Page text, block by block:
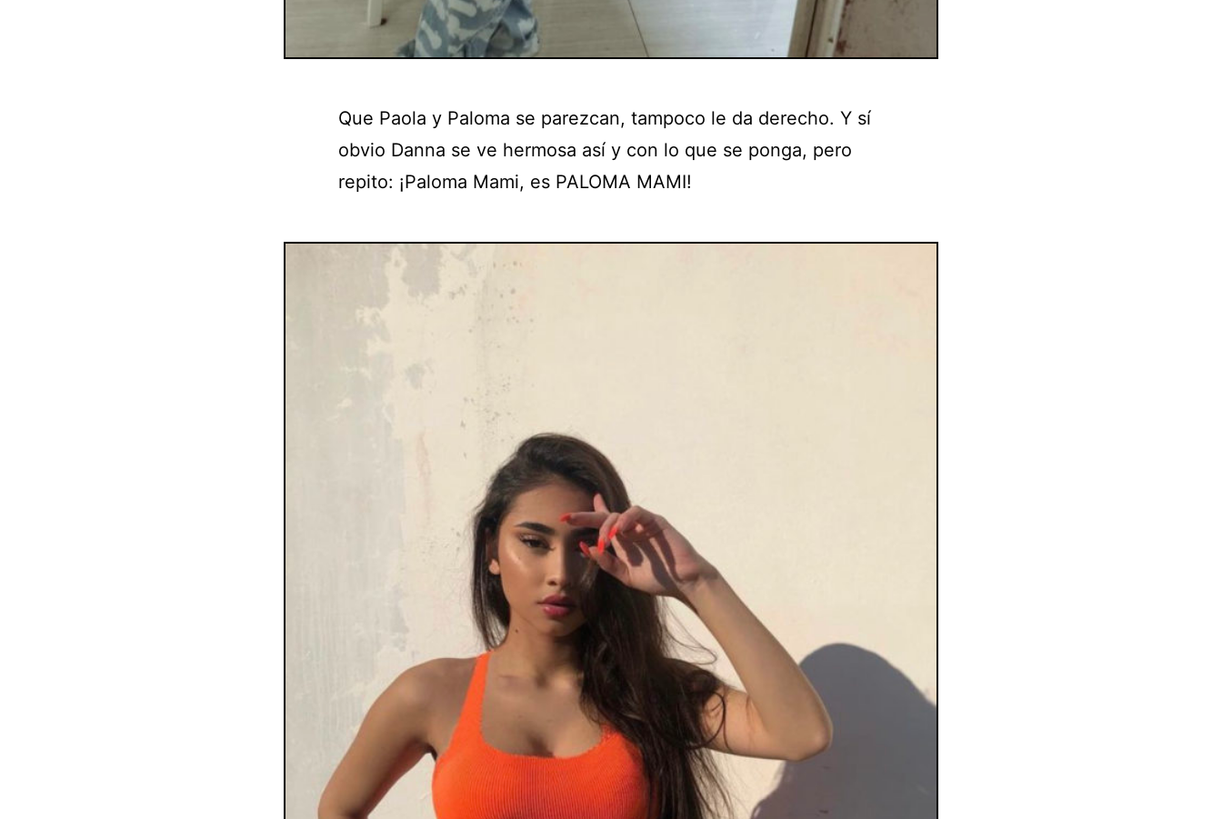
Que Paola y Paloma se parezcan, tampoco le da derecho. Y sí
obvio Danna se ve hermosa así y con lo que se ponga, pero
repito: ¡Paloma Mami, es PALOMA MAMI!